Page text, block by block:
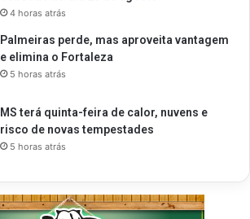
4 horas atrás
Palmeiras perde, mas aproveita vantagem
e elimina o Fortaleza
5 horas atrás
MS terá quinta-feira de calor, nuvens e
risco de novas tempestades
5 horas atrás